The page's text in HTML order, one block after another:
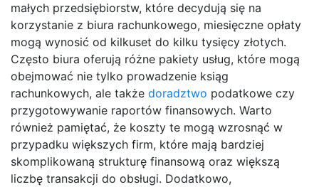
małych przedsiębiorstw, które decydują się na
korzystanie z biura rachunkowego, miesięczne opłaty
mogą wynosić od kilkuset do kilku tysięcy złotych.
Często biura oferują różne pakiety usług, które mogą
obejmować nie tylko prowadzenie ksiąg
rachunkowych, ale także doradztwo podatkowe czy
przygotowywanie raportów finansowych. Warto
również pamiętać, że koszty te mogą wzrosnąć w
przypadku większych firm, które mają bardziej
skomplikowaną strukturę finansową oraz większą
liczbę transakcji do obsługi. Dodatkowo,